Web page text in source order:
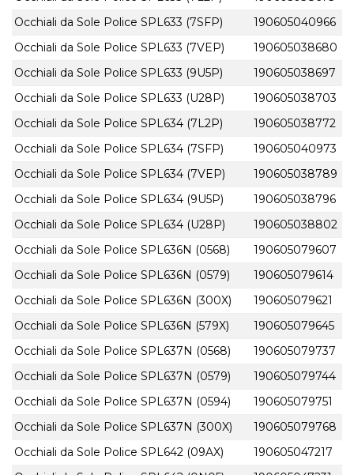
Occhiali da Sole Police SPL633 (7SFP)
190605040966
Occhiali da Sole Police SPL633 (7VEP)
190605038680
Occhiali da Sole Police SPL633 (9U5P)
190605038697
Occhiali da Sole Police SPL633 (U28P)
190605038703
Occhiali da Sole Police SPL634 (7L2P)
190605038772
Occhiali da Sole Police SPL634 (7SFP)
190605040973
Occhiali da Sole Police SPL634 (7VEP)
190605038789
Occhiali da Sole Police SPL634 (9U5P)
190605038796
Occhiali da Sole Police SPL634 (U28P)
190605038802
Occhiali da Sole Police SPL636N (0568)
190605079607
Occhiali da Sole Police SPL636N (0579)
190605079614
Occhiali da Sole Police SPL636N (300X)
190605079621
Occhiali da Sole Police SPL636N (579X)
190605079645
Occhiali da Sole Police SPL637N (0568)
190605079737
Occhiali da Sole Police SPL637N (0579)
190605079744
Occhiali da Sole Police SPL637N (0594)
190605079751
Occhiali da Sole Police SPL637N (300X)
190605079768
Occhiali da Sole Police SPL642 (09AX)
190605047217